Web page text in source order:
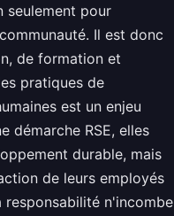
seulement pour
Il est donc
de formation et
pratiques de
est un enjeu
démarche RSE, elles
durable, mais
de leurs employés
n'incombe